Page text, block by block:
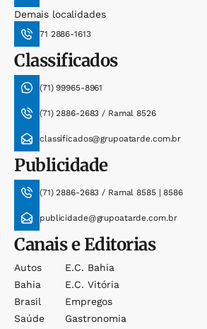
Demais localidades
71 2886-1613
Classificados
(71) 99965-8961
(71) 2886-2683 / Ramal 8526
classificados@grupoatarde.com.br
Publicidade
(71) 2886-2683 / Ramal 8585 | 8586
publicidade@grupoatarde.com.br
Canais e Editorias
Autos
Bahia
Brasil
Saúde
E.c. Bahia
E.c. Vitória
Empregos
Gastronomia